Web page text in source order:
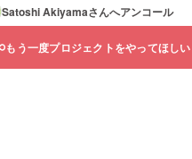
Satoshi Akiyamaさんへアンコール
もう一度プロジェクトをやってほしい